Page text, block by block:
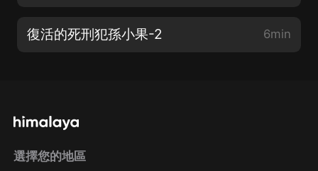
復活的死刑犯孫小果-2 6min
選擇您的地區